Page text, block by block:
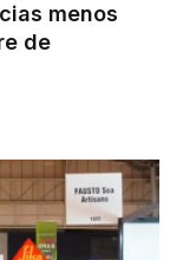
menos
de